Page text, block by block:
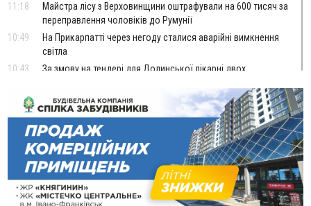
11:18
Майстра лісу з Верховинщини оштрафували на 600 тисяч за
переправлення чоловіків до Румунії
10:49
На Прикарпатті через негоду сталися аварійні вимкнення
світла
10:43
За змову на тендері для Долинської лікарні двох
10:09
Яремчанський суд виніс вирок чоловіку, який у Буковелі
вкрав із супермаркету пляшку віскі за 8,5 тисяч
09:53
В урочищі біля Галича археологи відкопали давньоруську
вагову гирку XII–XIII століть
09:39
У Франківську медики провели серію складних операцій
на аорті
Вчора